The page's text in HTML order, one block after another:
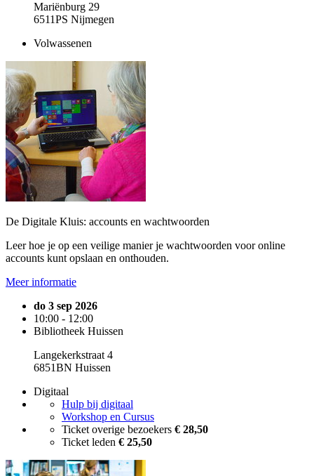
Mariënburg 29
6511PS Nijmegen
Volwassenen
De Digitale Kluis: accounts en wachtwoorden
Leer hoe je op een veilige manier je wachtwoorden voor online
accounts kunt opslaan en onthouden.
Meer informatie
do 3 sep 2026
10:00 - 12:00
Bibliotheek Huissen
Langekerkstraat 4
6851BN Huissen
Digitaal
Hulp bij digitaal
Workshop en Cursus
Ticket overige bezoekers € 28,50
Ticket leden € 25,50